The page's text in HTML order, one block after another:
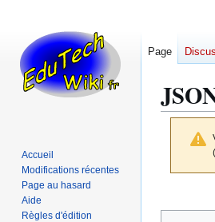
(
à
à
Page
Accueil
Modifications récentes
Page au hasard
Aide
Règles d'édition